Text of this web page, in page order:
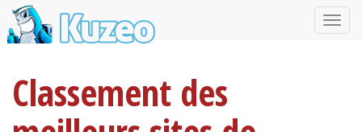
Classement des